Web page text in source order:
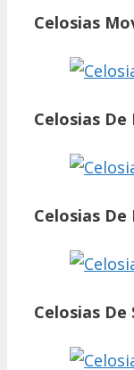
Celosias
Celosias
Celosias
Celosias De